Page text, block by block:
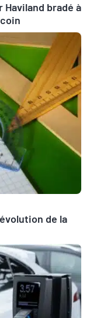
bradé à
de la